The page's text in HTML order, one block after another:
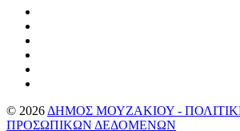
© 2026 ΔΗΜΟΣ ΜΟΥΖΑΚΙΟΥ -
ΠΡΟΣΩΠΙΚΩΝ ΔΕΔΟΜΕΝΩΝ